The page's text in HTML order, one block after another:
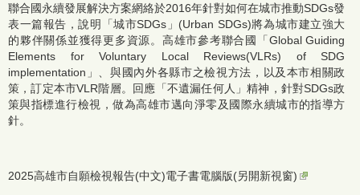
聯合國永續發展解決方案網絡於2016年針對如何在城市推動SDGs發
表一篇報告，說明「城市SDGs」(Urban SDGs)將為城市建立強大
的夥伴關係並獲得更多資源。高雄市參考聯合國「Global Guiding
Elements for Voluntary Local Reviews(VLRs) of SDG
implementation」、與國內外各縣市之檢視方法，以及本市相關政
策，訂定本市VLR階層。回應「不遺漏任何人」精神，針對SDGs政
策與指標進行檢視，做為高雄市邁向淨零及國際永續城市的指導方
針。
2025高雄市自願檢視報告(中文)電子書電腦版(另開新視窗)